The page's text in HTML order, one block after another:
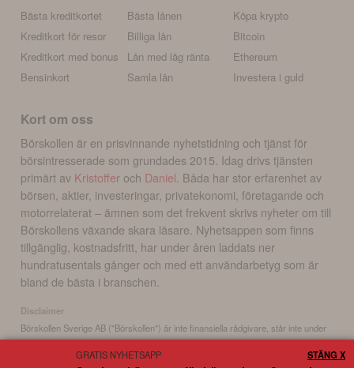
Bästa kreditkortet
Kreditkort för resor
Kreditkort med bonus
Bensinkort
Bästa lånen
Billiga lån
Lån med låg ränta
Samla lån
Köpa krypto
Bitcoin
Ethereum
Investera i guld
Kort om oss
Börskollen är en prisvinnande nyhetstidning och tjänst för
börsintresserade som grundades 2015. Idag drivs tjänsten
primärt av Kristoffer och Daniel . Båda har stor erfarenhet av
börsen, aktier, investeringar, privatekonomi, företagande och
motorrelaterat – ämnen som det frekvent skrivs nyheter om till
Börskollens växande skara läsare. Nyhetsappen som finns
tillgänglig, kostnadsfritt, har under åren laddats ner
hundratusentals gånger och med ett användarbetyg som är
bland de bästa i branschen.
Disclaimer
Börskollen Sverige AB ("Börskollen") är inte finansiella rådgivare, står inte under
finansinspektionens tillsyn och ger inga råd till dig. Detta innebär att
investeringsbeslut baserade på information som direkt eller indirekt härrörande
GRATIS NYHETSAPP STÄNG X